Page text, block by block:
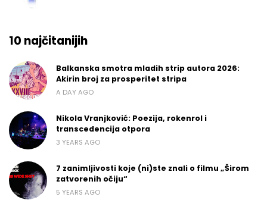
10 najčitanijih
Balkanska smotra mladih strip autora 2026:
Akirin broj za prosperitet stripa
A DAY AGO
Nikola Vranjković: Poezija, rokenrol i
transcedencija otpora
3 YEARS AGO
7 zanimljivosti koje (ni)ste znali o filmu „Širom
zatvorenih očiju“
5 YEARS AGO